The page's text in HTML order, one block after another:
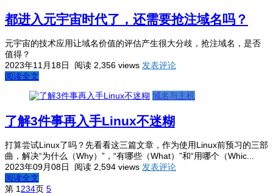
都进入元宇宙时代了，还需要抢注域名吗？
元宇宙的技术应用让域名价值的评估产生很大分歧，抢注域名，是否
值得？
2023年11月18日
阅读 2,356 views 发表评论
阅读全文
域名与主机
了解3件事再入手Linux不迷糊
打算尝试Linux了吗？先看看这三篇文章，作为使用Linux前预习的三部
曲，解决“为什么（Why）”，“有哪些（What）”和“用哪个（Whic...
2023年09月08日
阅读 2,594 views 发表评论
阅读全文
第 1 234页 5